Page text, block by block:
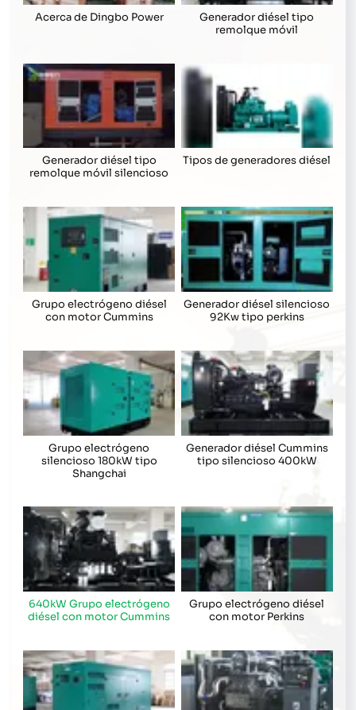
Acerca de Dingbo Power
Generador diésel tipo
remolque móvil
Generador diésel tipo
remolque móvil silencioso
Tipos de generadores diésel
Grupo electrógeno diésel
con motor Cummins
Generador diésel silencioso
92Kw tipo perkins
Grupo electrógeno
silencioso 180kW tipo
Shangchai
Generador diésel Cummins
tipo silencioso 400kW
640kW Grupo electrógeno
diésel con motor Cummins
Grupo electrógeno diésel
con motor Perkins